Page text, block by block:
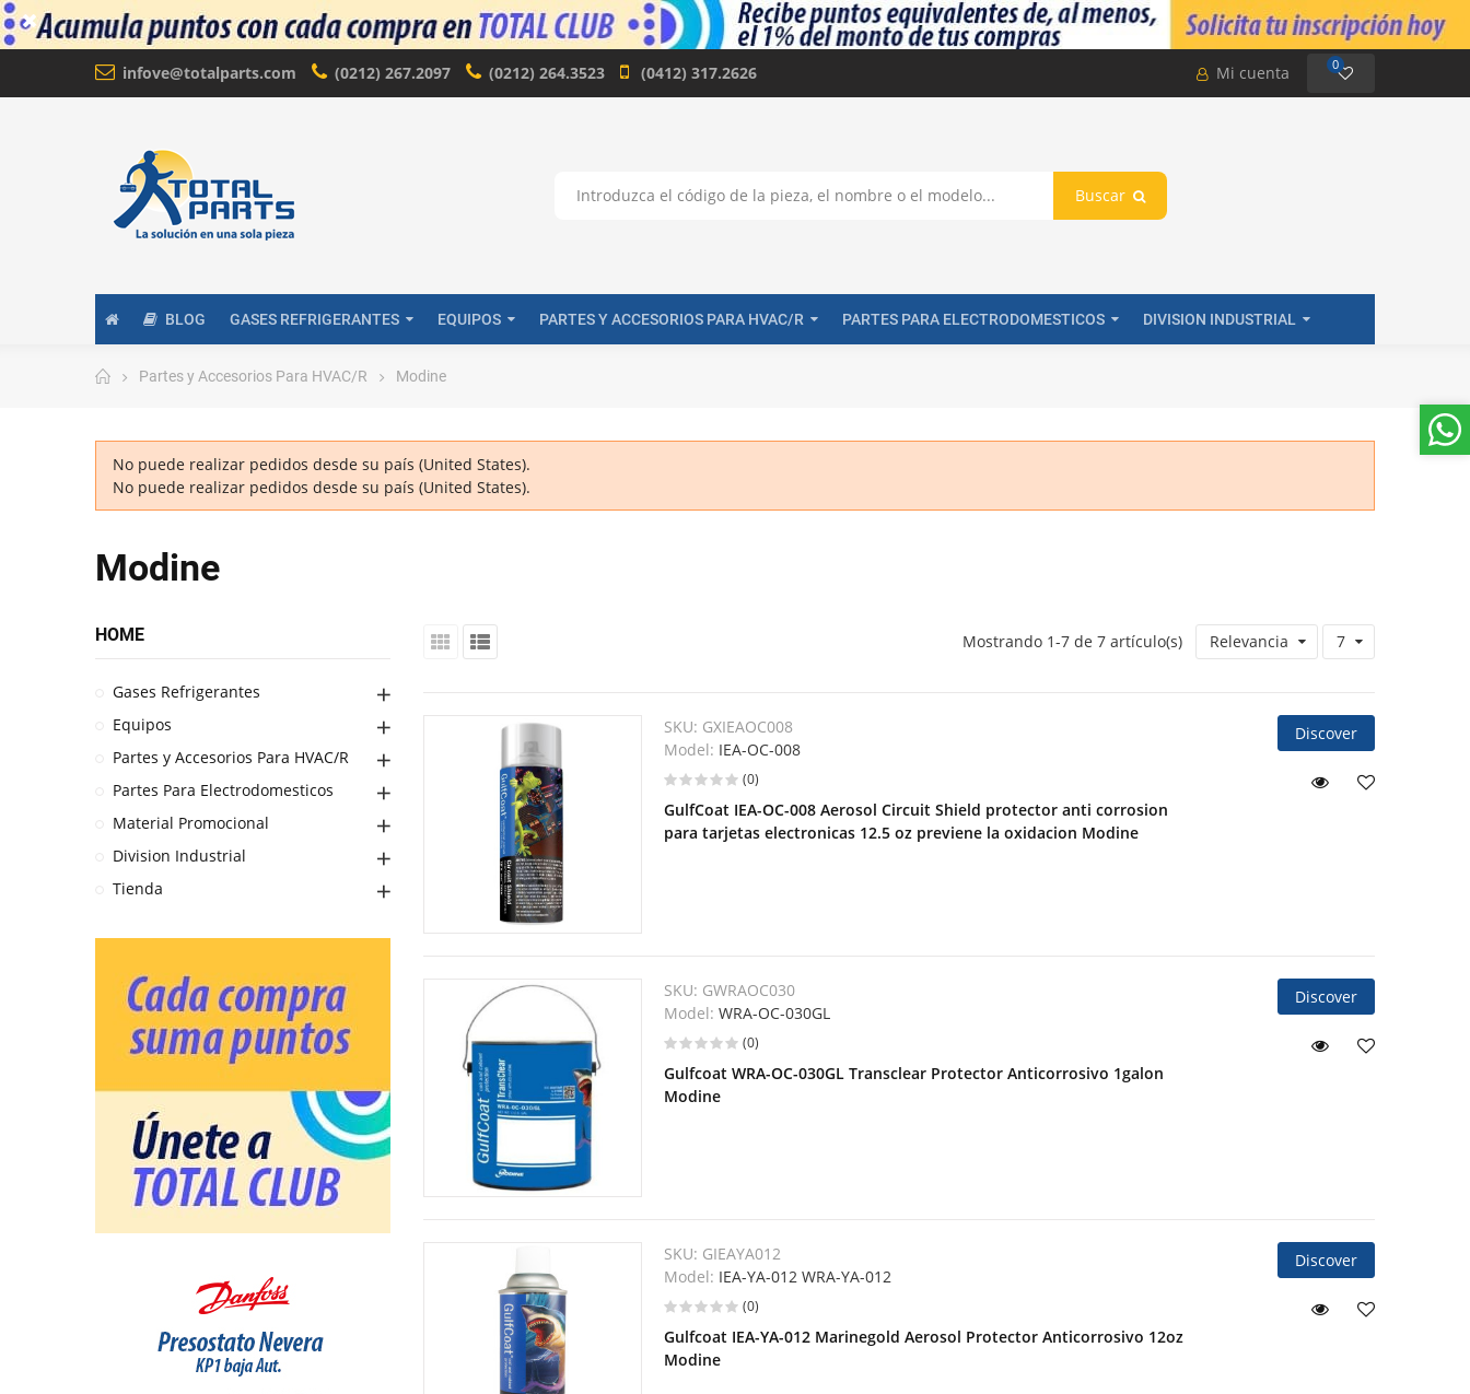
infove@totalparts.com (0212) 267.2097 (0212) 264.3523 (0412) 317.2626 Mi cuenta 0
Buscar
BLOG GASES REFRIGERANTES EQUIPOS PARTES Y ACCESORIOS PARA HVAC/R PARTES PARA ELECTRODOMESTICOS DIVISION INDUSTRIAL
Partes y Accesorios Para HVAC/R Modine
No puede realizar pedidos desde su país (United States).
No puede realizar pedidos desde su país (United States).
Modine
Relevancia 7
Mostrando 1-7 de 7 artículo(s)
SKU: GXIEAOC008
Model: IEA-OC-008
(0)
GulfCoat IEA-OC-008 Aerosol Circuit Shield protector anti corrosion
para tarjetas electronicas 12.5 oz previene la oxidacion Modine
Discover
SKU: GWRAOC030
Model:WRA-OC-030GL
(0)
Gulfcoat WRA-OC-030GL Transclear Protector Anticorrosivo 1galon
Modine
Discover
SKU: GIEAYA012
Model: IEA-YA-012 WRA-YA-012
(0)
Gulfcoat IEA-YA-012 Marinegold Aerosol Protector Anticorrosivo 12oz
Modine
Discover
HOME
Gases Refrigerantes
Equipos
Partes y Accesorios Para HVAC/R
Partes Para Electrodomesticos
Material Promocional
Division Industrial
Tienda